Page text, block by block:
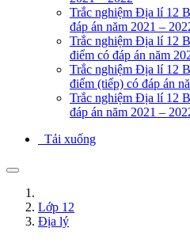
Trắc nghiệm Địa lí 12
đáp án năm 2021 –
Trắc nghiệm Địa lí 12
điểm có đáp án năm
Trắc nghiệm Địa lí 12
điểm (tiếp) có đáp án
Trắc nghiệm Địa lí 12
đáp án năm 2021 –
Tải xuống
Lớp 12
Địa lý